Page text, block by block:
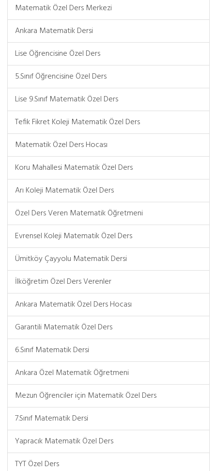
Matematik Özel Ders Merkezi
Ankara Matematik Dersi
Lise Öğrencisine Özel Ders
5.Sınıf Öğrencisine Özel Ders
Lise 9.Sınıf Matematik Özel Ders
Tefik Fikret Koleji Matematik Özel Ders
Matematik Özel Ders Hocası
Koru Mahallesi Matematik Özel Ders
Arı Koleji Matematik Özel Ders
Özel Ders Veren Matematik Öğretmeni
Evrensel Koleji Matematik Özel Ders
Ümitköy Çayyolu Matematik Dersi
İlköğretim Özel Ders Verenler
Ankara Matematik Özel Ders Hocası
Garantili Matematik Özel Ders
6.Sınıf Matematik Dersi
Ankara Özel Matematik Öğretmeni
Mezun Öğrenciler için Matematik Özel Ders
7.Sınıf Matematik Dersi
Yapracık Matematik Özel Ders
TYT Özel Ders